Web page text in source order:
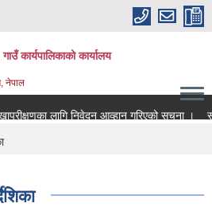
कार्यपालिकाको कार्यालय
नेपाल
लागि निवेदन आव्हान गरिएको सूचना ।